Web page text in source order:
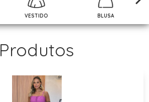
VESTIDO BLUSA
Produtos